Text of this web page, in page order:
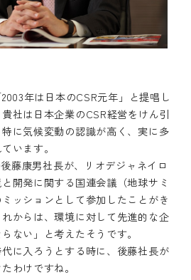
年は日本のCSR元年」と提唱し
社は日本企業のCSR経営をけん引
に気候変動の認識が高く、実に多
います。
藤康男社長が、リオデジャネイロ
開発に関する国連会議（地球サミ
ッションとして参加したことがき
からは、環境に対して先進的な企
ない」と考えたそうです。
に入ろうとする時に、後藤社長が
わけですね。